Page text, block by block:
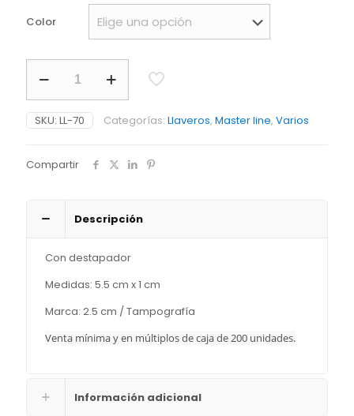
$ 1.800
through
$ 2.490
Color
Destapador
Campello
cantidad
SKU: LL-70 Categorías: Llaveros, Master line, Varios
Compartir
Descripción
Con destapador
Medidas: 5.5 cm x 1 cm
Marca: 2.5 cm / Tampografía
Venta mínima y en múltiplos de caja de 200 unidades.
Información adicional